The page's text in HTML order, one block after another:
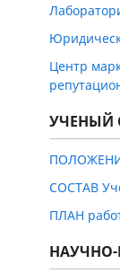
Центр
УЧЕНЫЙ
СОСТАВ
ПЛАН